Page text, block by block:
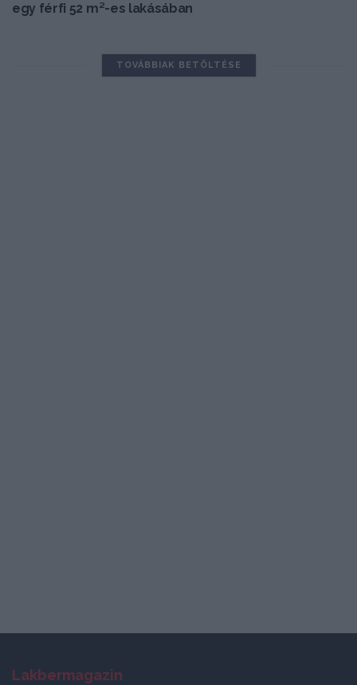
egy férfi 52 m²-es lakásában
TOVÁBBIAK BETÖLTÉSE
Lakbermagazin